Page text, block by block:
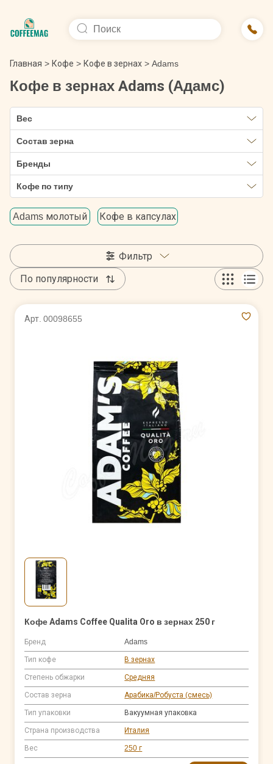
Главная > Кофе > Кофе в зернах > Adams
Кофе в зернах Adams (Адамс)
Вес
Состав зерна
Бренды
Кофе по типу
Adams молотый Кофе в капсулах
Фильтр
По популярности
Арт. 00098655
Кофе Adams Coffee Qualita Oro в зернах 250 г
Бренд Adams
Тип кофе В зернах
Степень обжарки Средняя
Состав зерна Арабика/Робуста (смесь)
Тип упаковки Вакуумная упаковка
Страна производства Италия
Вес 250 г